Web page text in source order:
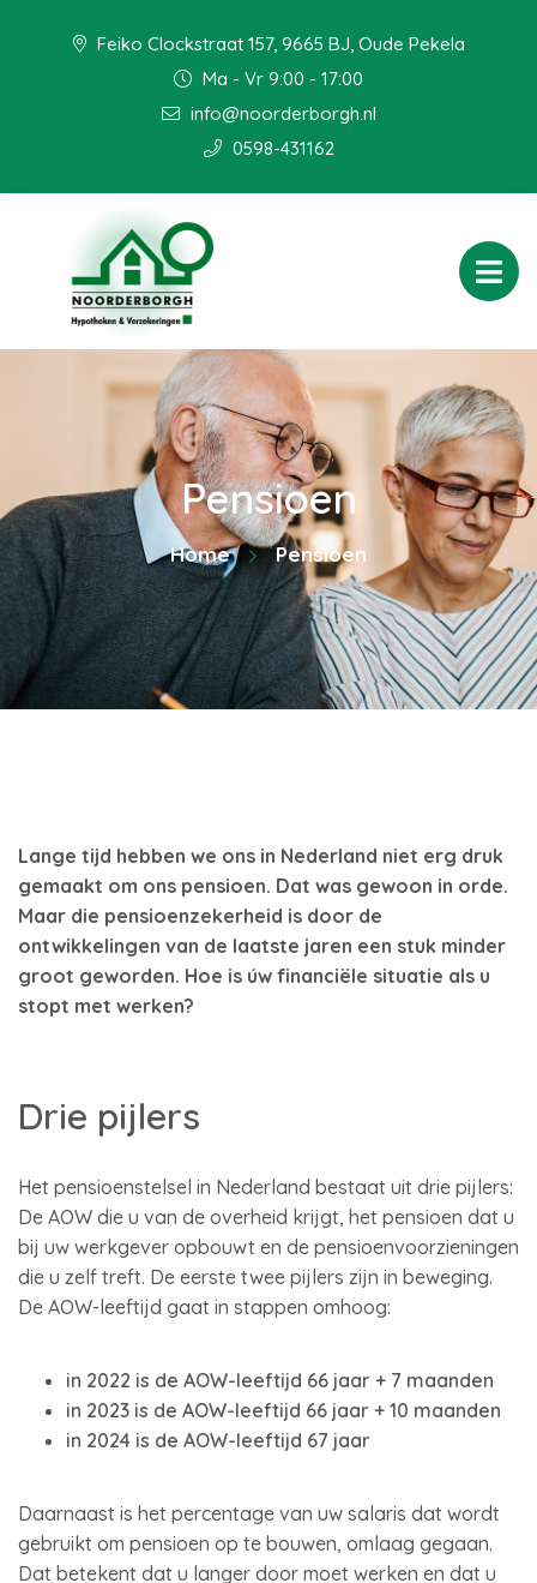
Feiko Clockstraat 157, 9665 BJ, Oude Pekela
Ma - Vr 9:00 - 17:00
info@noorderborgh.nl
0598-431162
Pensioen
Home Pensioen
Lange tijd hebben we ons in Nederland niet erg druk
gemaakt om ons pensioen. Dat was gewoon in orde.
Maar die pensioenzekerheid is door de
ontwikkelingen van de laatste jaren een stuk minder
groot geworden. Hoe is úw financiële situatie als u
stopt met werken?
Drie pijlers
Het pensioenstelsel in Nederland bestaat uit drie pijlers:
De AOW die u van de overheid krijgt, het pensioen dat u
bij uw werkgever opbouwt en de pensioenvoorzieningen
die u zelf treft. De eerste twee pijlers zijn in beweging.
De AOW-leeftijd gaat in stappen omhoog:
in 2022 is de AOW-leeftijd 66 jaar + 7 maanden
in 2023 is de AOW-leeftijd 66 jaar + 10 maanden
in 2024 is de AOW-leeftijd 67 jaar
Daarnaast is het percentage van uw salaris dat wordt
gebruikt om pensioen op te bouwen, omlaag gegaan.
Dat betekent dat u langer door moet werken en dat u